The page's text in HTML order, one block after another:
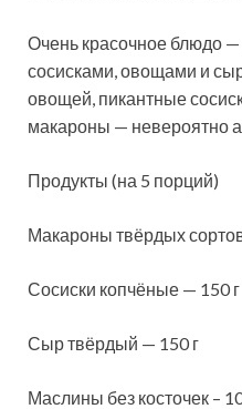
Очень красочное блюдо —
сосисками, овощами и
овощей, пикантные
макароны — невероятно
Продукты (на 5 порций)
Макароны твёрдых
Сосиски копчёные — 150 г
Сыр твёрдый — 150 г
Маслины без косточек –